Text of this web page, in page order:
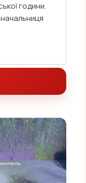
години.
начальниця